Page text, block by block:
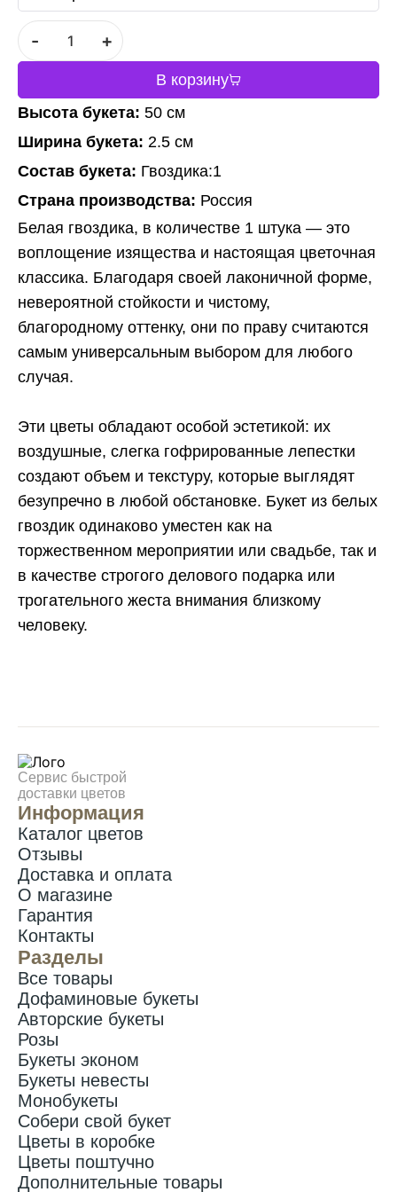
- +
В корзину
Высота букета: 50 см
Ширина букета: 2.5 см
Состав букета: Гвоздика:1
Страна производства: Россия
Белая гвоздика, в количестве 1 штука — это
воплощение изящества и настоящая цветочная
классика. Благодаря своей лаконичной форме,
невероятной стойкости и чистому,
благородному оттенку, они по праву считаются
самым универсальным выбором для любого
случая.
Эти цветы обладают особой эстетикой: их
воздушные, слегка гофрированные лепестки
создают объем и текстуру, которые выглядят
безупречно в любой обстановке. Букет из белых
гвоздик одинаково уместен как на
торжественном мероприятии или свадьбе, так и
в качестве строгого делового подарка или
трогательного жеста внимания близкому
человеку.
Сервис быстрой
доставки цветов
Информация
Каталог цветов
Отзывы
Доставка и оплата
О магазине
Гарантия
Контакты
Разделы
Все товары
Дофаминовые букеты
Авторские букеты
Розы
Букеты эконом
Букеты невесты
Монобукеты
Собери свой букет
Цветы в коробке
Цветы поштучно
Дополнительные товары